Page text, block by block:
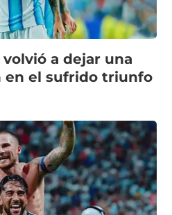
volvió a dejar una
en el sufrido triunfo